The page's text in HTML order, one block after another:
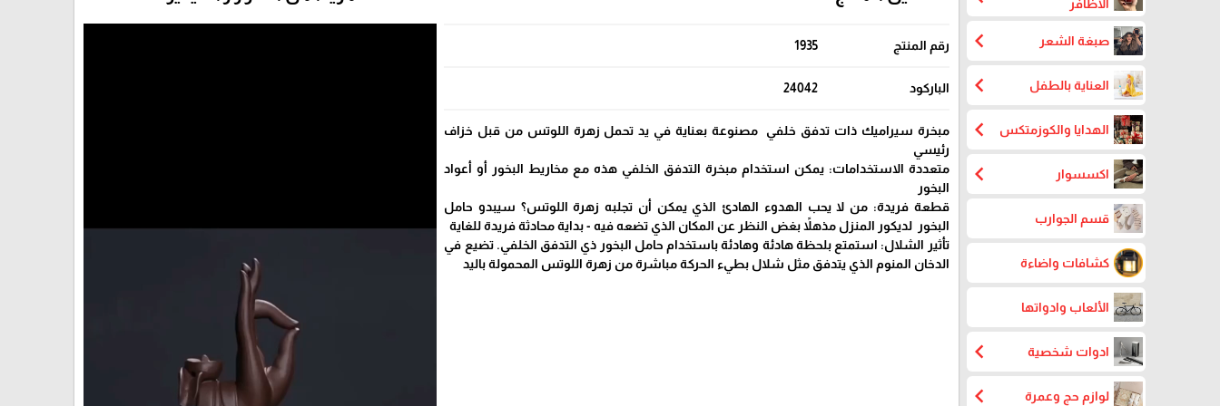
الاظافر
صبغة الشعر chevron_left
العناية بالطفل chevron_left
الهدايا والكوزمتكس chevron_left
اكسسوار chevron_left
قسم الجوارب
كشافات واضاءة
الألعاب وادواتها
ادوات شخصية chevron_left
لوازم حج وعمرة chevron_left
رقم المنتج 1935
الباركود 24042
مبخرة سيراميك ذات تدفق خلفي مصنوعة بعناية في يد تحمل زهرة اللوتس من قبل خزاف
رئيسي
متعددة الاستخدامات: يمكن استخدام مبخرة التدفق الخلفي هذه مع مخاريط البخور أو أعواد
البخور
قطعة فريدة: من لا يحب الهدوء الهادئ الذي يمكن أن تجلبه زهرة اللوتس؟ سيبدو حامل
البخور لديكور المنزل مذهلاً بغض النظر عن المكان الذي تضعه فيه - بداية محادثة فريدة للغاية
تأثير الشلال: استمتع بلحظة هادئة وهادئة باستخدام حامل البخور ذي التدفق الخلفي. تضيع في
الدخان المنوم الذي يتدفق مثل شلال بطيء الحركة مباشرة من زهرة اللوتس المحمولة باليد